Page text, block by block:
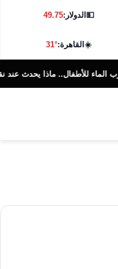
💵الدولار:49.75
☀️القاهرة:31°
ماذا يحدث عند نقص